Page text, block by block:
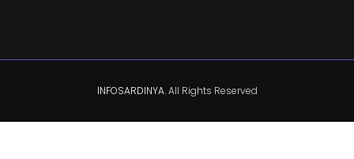
INFOSARDINYA. All Rights Reserved